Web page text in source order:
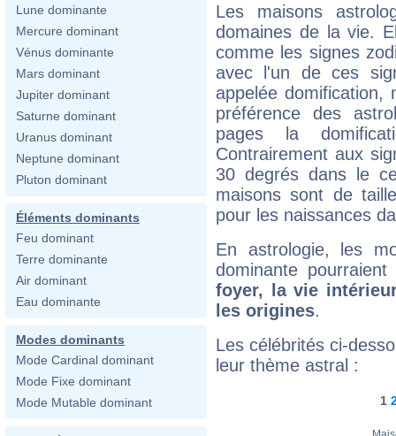
Lune dominante
Mercure dominant
Vénus dominante
Mars dominant
Jupiter dominant
Saturne dominant
Uranus dominant
Neptune dominant
Pluton dominant
Éléments dominants
Feu dominant
Terre dominante
Air dominant
Eau dominante
Modes dominants
Mode Cardinal dominant
Mode Fixe dominant
Mode Mutable dominant
Les maisons
domaines de la vie.
comme les signes
avec l'un de ces
appelée domification,
préférence des
pages la
Contrairement aux
30 degrés dans le
maisons sont de
pour les naissances
En astrologie, les
dominante
foyer, la vie
les origines.
Les célébrités ci-
leur thème astral :
1